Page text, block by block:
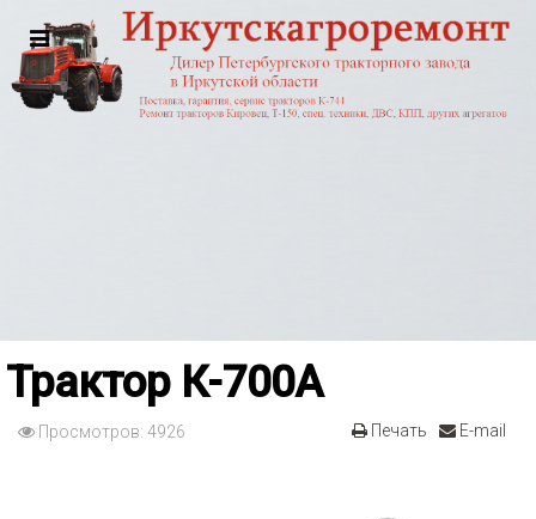
Трактор К-700А
Печать E-mail
Просмотров: 4926